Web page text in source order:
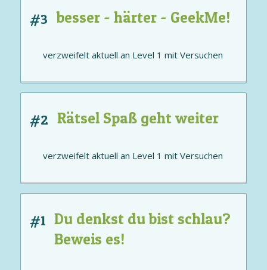
#3 besser - härter - GeekMe!
verzweifelt aktuell an Level 1 mitVersuchen
#2 Rätsel Spaß geht weiter
verzweifelt aktuell an Level 1 mitVersuchen
#1 Du denkst du bist schlau?
Beweis es!